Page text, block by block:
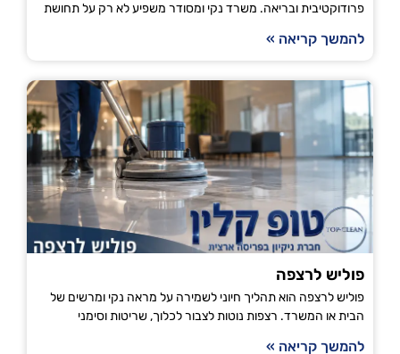
פרודוקטיבית ובריאה. משרד נקי ומסודר משפיע לא רק על תחושת
להמשך קריאה »
פוליש לרצפה
פוליש לרצפה הוא תהליך חיוני לשמירה על מראה נקי ומרשים של
הבית או המשרד. רצפות נוטות לצבור לכלוך, שריטות וסימני
להמשך קריאה »